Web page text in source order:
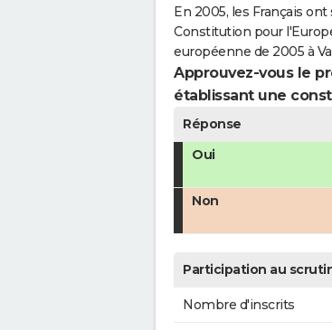
En 2005, les Français
Constitution pour
européenne de 2005 à
Approuvez-vous le
établissant une
Réponse
Oui
Non
Participation au
Nombre d'inscrits